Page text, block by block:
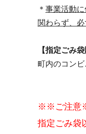
＊ 事業活動
関わらず、
【指定ごみ袋
町内のコン
※※ご注
指定ごみ袋